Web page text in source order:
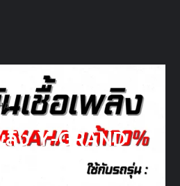
ลิง Y-GRAND